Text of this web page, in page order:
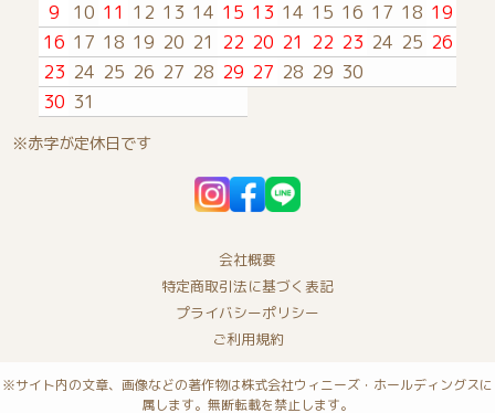
9
10 11 12 13 14 15
16 17 18 19 20 21 22
23 24 25 26 27 28 29
30 31
13 14 15 16 17 18 19
20 21 22 23 24 25 26
27 28 29 30
※赤字が定休日です
会社概要
特定商取引法に基づく表記
プライバシーポリシー
ご利用規約
※サイト内の文章、画像などの著作物は株式会社ウィニーズ・ホールディングスに
属します。無断転載を禁止します。